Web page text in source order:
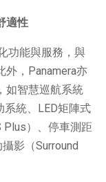
適性
功能與服務，與
外，Panamera亦
如智慧巡航系統
系統、LED矩陣式
Plus）、停車測距
影（Surround